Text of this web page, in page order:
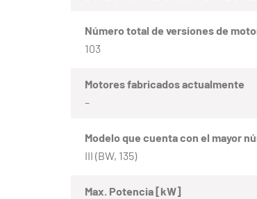
Número total de versiones de
103
Motores fabricados actualmente
–
Modelo que cuenta con el mayor
III (BW, 135)
Max. Potencia [kW]